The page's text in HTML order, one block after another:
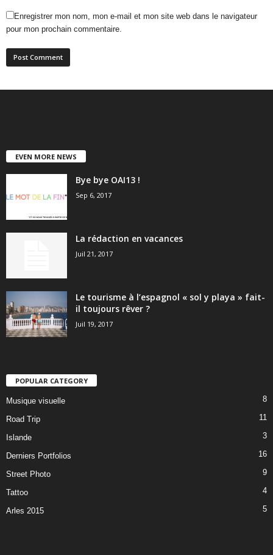
Enregistrer mon nom, mon e-mail et mon site web dans le navigateur
pour mon prochain commentaire.
EVEN MORE NEWS
Bye bye OAI13 !
Sep 6, 2017
La rédaction en vacances
Juil 21, 2017
Le tourisme à l’espagnol « sol y playa » fait-
il toujours rêver ?
Juil 19, 2017
POPULAR CATEGORY
Musique visuelle 8
Road Trip 11
Islande 3
Derniers Portfolios 16
Street Photo 9
Tattoo 4
Arles 2015 5